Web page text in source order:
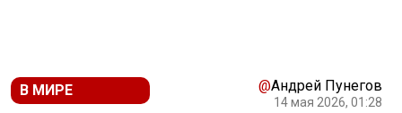
В МИРЕ @Андрей Пунегов
14 мая 2026, 01:28